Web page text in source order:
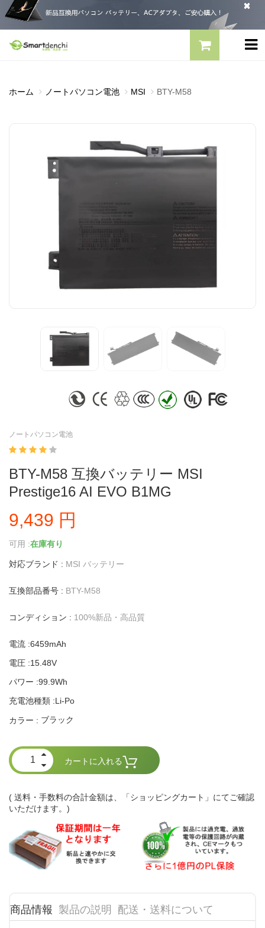
ホーム ノートパソコン電池 MSI BTY-M58
ノートパソコン電池
BTY-M58 互換バッテリー MSI
Prestige16 AI EVO B1MG
9,439 円
可用 :在庫有り
対応ブランド : MSI バッテリー
互換部品番号 : BTY-M58
コンディション : 100%新品・高品質
電流 :6459mAh
電圧 :15.48V
パワー :99.9Wh
充電池種類 :Li-Po
カラー : ブラック
カートに入れる
( 送料・手数料の合計金額は、「ショッピングカート」にてご確認
いただけます。)
商品情報 製品の説明 配送・送料について